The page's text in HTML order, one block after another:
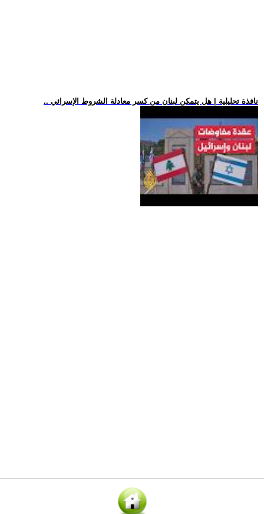
.. نافذة تحليلية | هل يتمكن لبنان من كسر معادلة الشروط الإسرائي